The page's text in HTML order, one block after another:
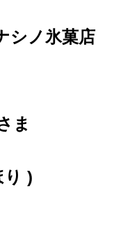
シノ氷菓店
ま
)